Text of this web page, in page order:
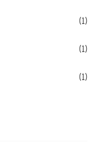
(1)
(1)
(1)